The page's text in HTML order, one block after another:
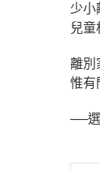
少小
兒童
離別
惟有
──選